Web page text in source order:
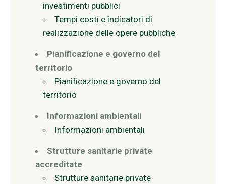
investimenti pubblici
Tempi costi e indicatori di
realizzazione delle opere pubbliche
Pianificazione e governo del
territorio
Pianificazione e governo del
territorio
Informazioni ambientali
Informazioni ambientali
Strutture sanitarie private
accreditate
Strutture sanitarie private